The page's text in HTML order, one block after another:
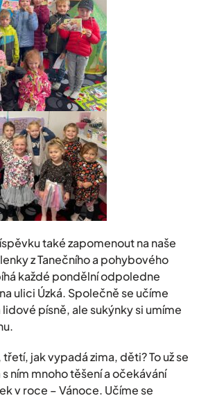
také zapomenout na naše
z Tanečního a pohybového
každé pondělní odpoledne
ulici Úzká. Společně se učíme
písně, ale sukýnky si umíme
jak vypadá zima, děti? To už se
ním mnoho těšení a očekávání
v roce – Vánoce. Učíme se